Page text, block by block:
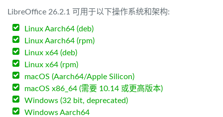
LibreOffice 26.2.1 可用于以下操作系统和架构:
Linux Aarch64 (deb)
Linux Aarch64 (rpm)
Linux x64 (deb)
Linux x64 (rpm)
macOS (Aarch64/Apple Silicon)
macOS x86_64 (需要 10.14 或更高版本)
Windows (32 bit, deprecated)
Windows Aarch64